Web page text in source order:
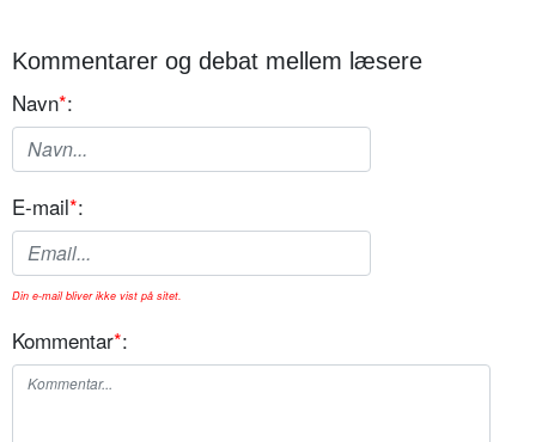
Kommentarer og debat mellem læsere
Navn*:
E-mail*:
Din e-mail bliver ikke vist på sitet.
Kommentar*: